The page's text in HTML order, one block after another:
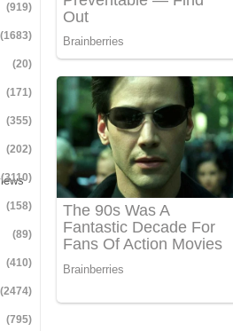
Song Lyrics - කටකාර ගීතයේ පද පෙළ
Dilena Song Lyrics - තරු යායේ දිලෙනා
Sosa Song Lyrics - ඔව් මං සෝසා ගීතයේ පද පෙළ
Song Lyrics
Song Lyrics - ආයේ ලංවීලා ගීතයේ පද පෙළ
Song Lyrics - ආල පුරන්නට ගීතයේ පද පෙළ
Lyrics - Alex Warren
Song Lyrics - අප හමුවී ගීතයේ පද පෙළ
(919)
(1683)
(20)
(171)
(355)
(202)
(3110)
(158)
(89)
(410)
(2474)
(795)